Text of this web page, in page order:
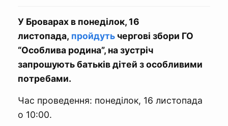
У Броварах в понеділок, 16
листопада, пройдуть чергові збори ГО
“Особлива родина”, на зустріч
запрошують батьків дітей з особливими
потребами.
Час проведення: понеділок, 16 листопада
о 10:00.